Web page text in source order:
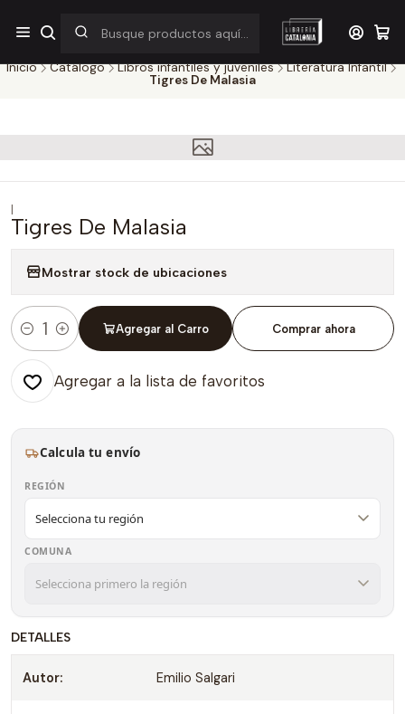
¡Por pocos días! Despacho a $1.000 en RM por compras sobre
$38.000
Inicio Catálogo Libros infantiles y juveniles
Literatura Infantil
Tigres De Malasia
|
Tigres De Malasia
Mostrar stock de ubicaciones
Cantidad
Agregar al Carro Comprar ahora
Agregar a la lista de favoritos
Calcula tu envío
REGIÓN
COMUNA
DETALLES
Autor: Emilio Salgari